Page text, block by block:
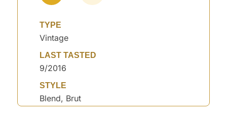
TYPE
Vintage
LAST TASTED
9/2016
STYLE
Blend, Brut